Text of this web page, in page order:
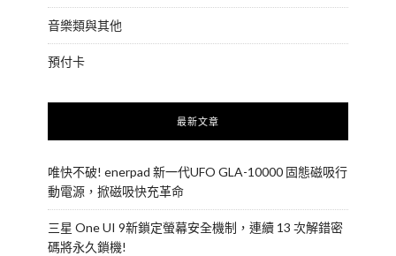
音樂類與其他
預付卡
最新文章
唯快不破! enerpad 新一代UFO GLA-10000 固態磁吸行
動電源，掀磁吸快充革命
三星 One UI 9新鎖定螢幕安全機制，連續 13 次解錯密
碼將永久鎖機!